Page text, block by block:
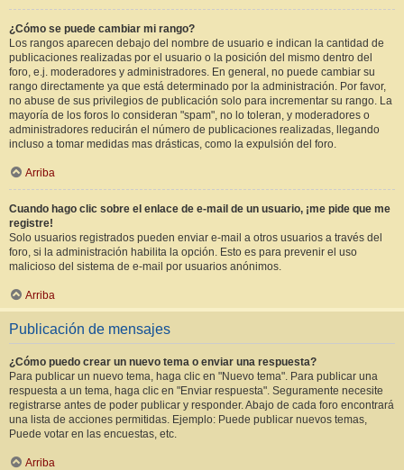
¿Cómo se puede cambiar mi rango?
Los rangos aparecen debajo del nombre de usuario e indican la cantidad de
publicaciones realizadas por el usuario o la posición del mismo dentro del
foro, e.j. moderadores y administradores. En general, no puede cambiar su
rango directamente ya que está determinado por la administración. Por favor,
no abuse de sus privilegios de publicación solo para incrementar su rango. La
mayoría de los foros lo consideran "spam", no lo toleran, y moderadores o
administradores reducirán el número de publicaciones realizadas, llegando
incluso a tomar medidas mas drásticas, como la expulsión del foro.
Arriba
Cuando hago clic sobre el enlace de e-mail de un usuario, ¡me pide que me
registre!
Solo usuarios registrados pueden enviar e-mail a otros usuarios a través del
foro, si la administración habilita la opción. Esto es para prevenir el uso
malicioso del sistema de e-mail por usuarios anónimos.
Arriba
Publicación de mensajes
¿Cómo puedo crear un nuevo tema o enviar una respuesta?
Para publicar un nuevo tema, haga clic en "Nuevo tema". Para publicar una
respuesta a un tema, haga clic en "Enviar respuesta". Seguramente necesite
registrarse antes de poder publicar y responder. Abajo de cada foro encontrará
una lista de acciones permitidas. Ejemplo: Puede publicar nuevos temas,
Puede votar en las encuestas, etc.
Arriba